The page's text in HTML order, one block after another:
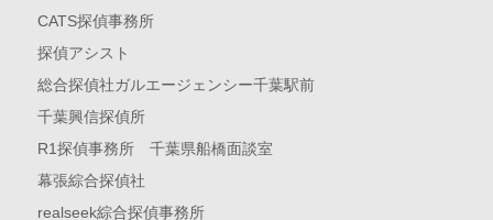
CATS探偵事務所
探偵アシスト
総合探偵社ガルエージェンシー千葉駅前
千葉興信探偵所
R1探偵事務所 千葉県船橋面談室
幕張綜合探偵社
realseek綜合探偵事務所